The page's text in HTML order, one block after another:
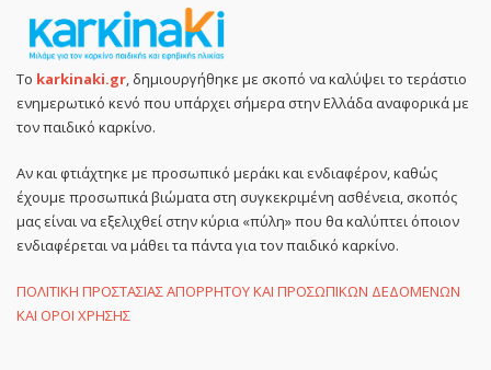
Το karkinaki.gr, δημιουργήθηκε με σκοπό να καλύψει το τεράστιο
ενημερωτικό κενό που υπάρχει σήμερα στην Ελλάδα αναφορικά με
τον παιδικό καρκίνο.
Αν και φτιάχτηκε με προσωπικό μεράκι και ενδιαφέρον, καθώς
έχουμε προσωπικά βιώματα στη συγκεκριμένη ασθένεια, σκοπός
μας είναι να εξελιχθεί στην κύρια «πύλη» που θα καλύπτει όποιον
ενδιαφέρεται να μάθει τα πάντα για τον παιδικό καρκίνο.
ΠΟΛΙΤΙΚΗ ΠΡΟΣΤΑΣΙΑΣ ΑΠΟΡΡΗΤΟΥ ΚΑΙ ΠΡΟΣΩΠΙΚΩΝ ΔΕΔΟΜΕΝΩΝ
ΚΑΙ ΟΡΟΙ ΧΡΗΣΗΣ